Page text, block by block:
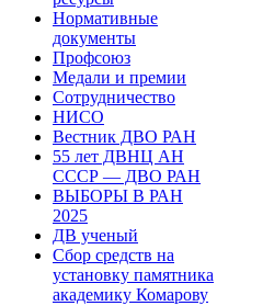
Нормативные
документы
Профсоюз
Медали и премии
Сотрудничество
НИСО
Вестник ДВО РАН
55 лет ДВНЦ АН
СССР — ДВО РАН
ВЫБОРЫ В РАН
2025
ДВ ученый
Сбор средств на
установку памятника
академику Комарову